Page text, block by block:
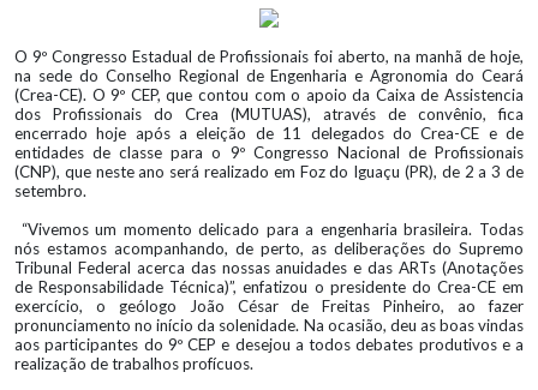
O 9º Congresso Estadual de Profissionais foi aberto, na manhã de hoje,
na sede do Conselho Regional de Engenharia e Agronomia do Ceará
(Crea-CE). O 9º CEP, que contou com o apoio da Caixa de Assistencia
dos Profissionais do Crea (MUTUAS), através de convênio, fica
encerrado hoje após a eleição de 11 delegados do Crea-CE e de
entidades de classe para o 9º Congresso Nacional de Profissionais
(CNP), que neste ano será realizado em Foz do Iguaçu (PR), de 2 a 3 de
setembro.
“Vivemos um momento delicado para a engenharia brasileira. Todas
nós estamos acompanhando, de perto, as deliberações do Supremo
Tribunal Federal acerca das nossas anuidades e das ARTs (Anotações
de Responsabilidade Técnica)”, enfatizou o presidente do Crea-CE em
exercício, o geólogo João César de Freitas Pinheiro, ao fazer
pronunciamento no início da solenidade. Na ocasião, deu as boas vindas
aos participantes do 9º CEP e desejou a todos debates produtivos e a
realização de trabalhos profícuos.